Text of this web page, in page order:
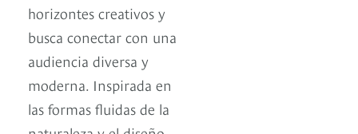
horizontes creativos y
busca conectar con una
audiencia diversa y
moderna. Inspirada en
las formas fluidas de la